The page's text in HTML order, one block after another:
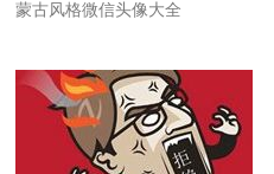
蒙古风格微信头像大全